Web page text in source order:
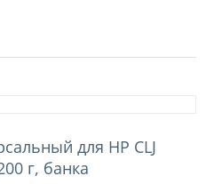
для HP CLJ
г, банка